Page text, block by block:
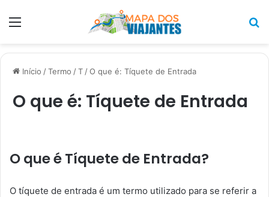
Menu
Início /Termo /T /O que é: Tíquete de Entrada
O que é: Tíquete de Entrada
O que é Tíquete de Entrada?
O tíquete de entrada é um termo utilizado para se referir a